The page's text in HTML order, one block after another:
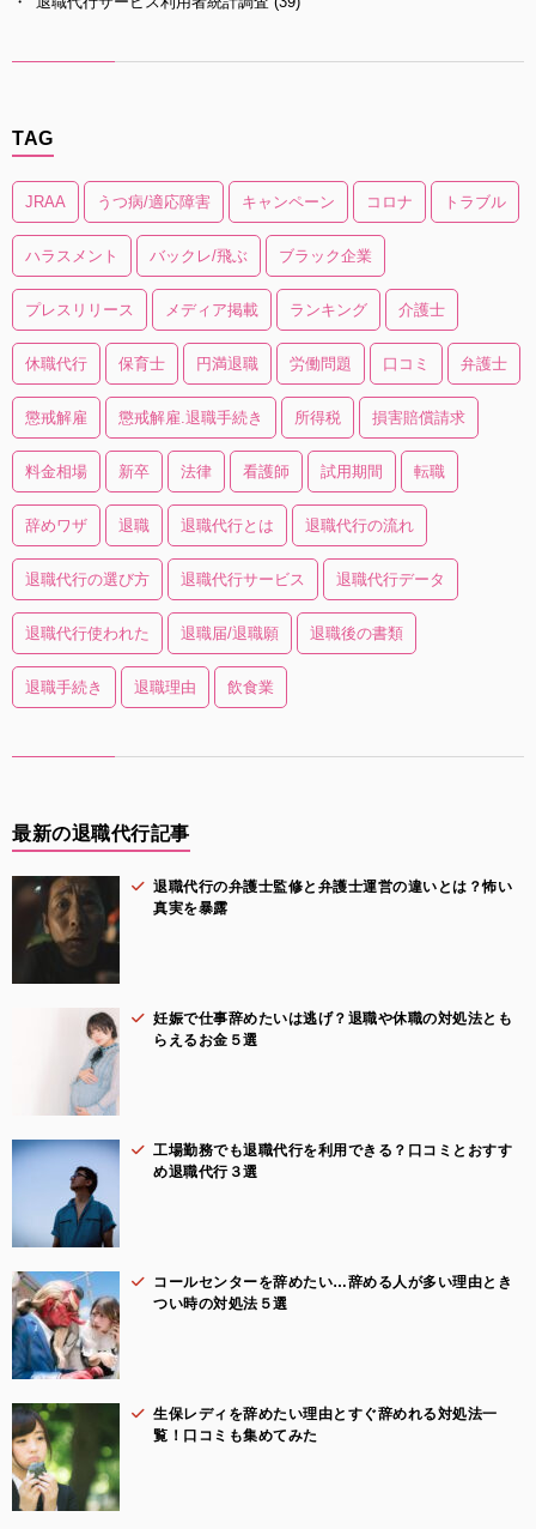
TAG
JRAA うつ病/適応障害 キャンペーン コロナ トラブル
ハラスメント バックレ/飛ぶ ブラック企業
プレスリリース メディア掲載 ランキング 介護士
休職代行 保育士 円満退職 労働問題 口コミ 弁護士
懲戒解雇 懲戒解雇.退職手続き 所得税 損害賠償請求
料金相場 新卒 法律 看護師 試用期間 転職
辞めワザ 退職 退職代行とは 退職代行の流れ
退職代行の選び方 退職代行サービス 退職代行データ
退職代行使われた 退職届/退職願 退職後の書類
退職手続き 退職理由 飲食業
最新の退職代行記事
退職代行の弁護士監修と弁護士運営の違いとは？怖い
真実を暴露
妊娠で仕事辞めたいは逃げ？退職や休職の対処法とも
らえるお金５選
工場勤務でも退職代行を利用できる？口コミとおすす
め退職代行３選
コールセンターを辞めたい…辞める人が多い理由とき
つい時の対処法５選
生保レディを辞めたい理由とすぐ辞めれる対処法一
覧！口コミも集めてみた